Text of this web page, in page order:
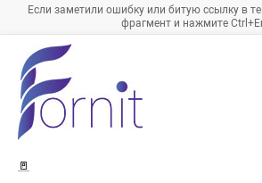
Если заметили ошибку или битую ссылку в
фрагмент и нажмите
🚪